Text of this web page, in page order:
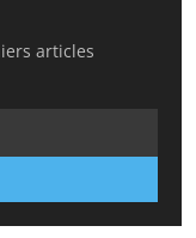
articles